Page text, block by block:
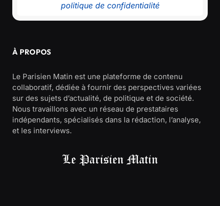
politique de confidentialité
À PROPOS
Le Parisien Matin est une plateforme de contenu
collaboratif, dédiée à fournir des perspectives variées
sur des sujets d’actualité, de politique et de société.
Nous travaillons avec un réseau de prestataires
indépendants, spécialisés dans la rédaction, l’analyse,
et les interviews.